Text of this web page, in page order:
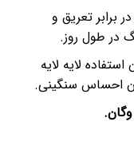
برابر تعریق و
در طول روز.
استفاده لایه لایه
احساس سنگینی.